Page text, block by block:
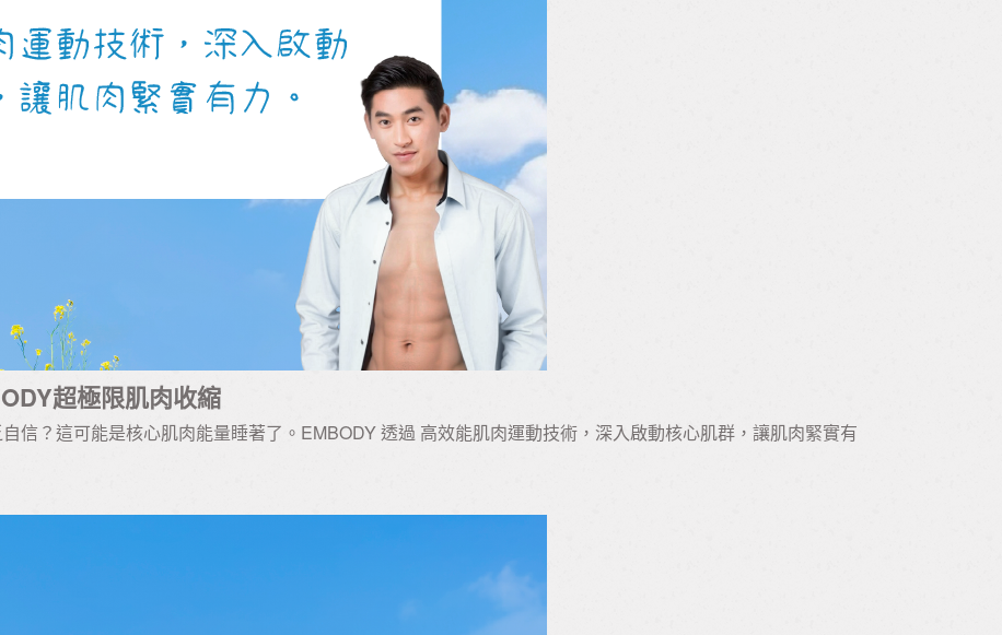
超極限肌肉收縮
信？這可能是核心肌肉能量睡著了。EMBODY 透過 高效能肌肉運動技術，深入啟動核心肌群，讓肌肉緊實有